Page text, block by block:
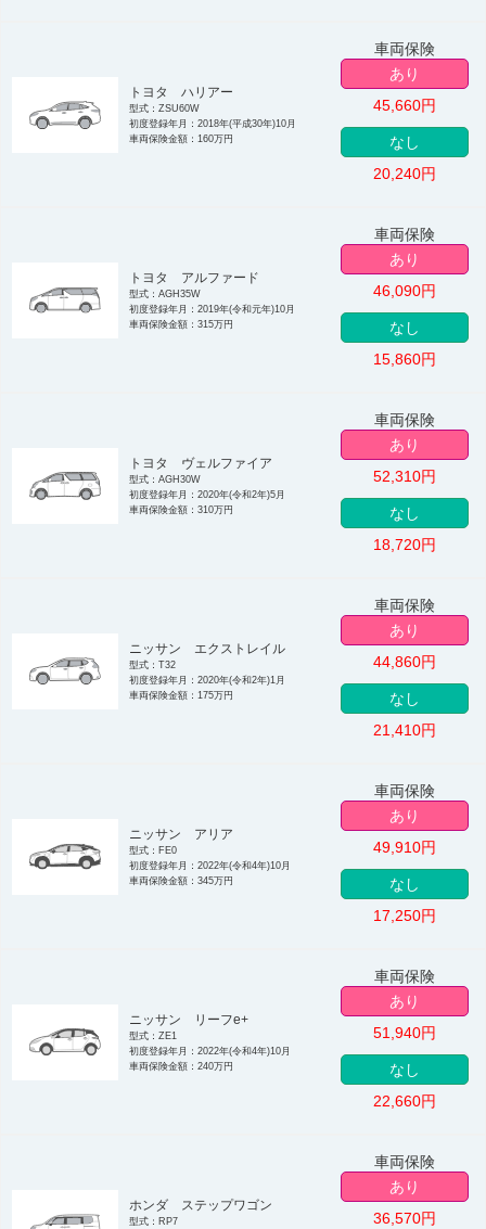
トヨタ ハリアー
型式：ZSU60W
初度登録年月：2018年(平成30年)10月
車両保険金額：160万円
車両保険
あり
45,660円
なし
20,240円
トヨタ アルファード
型式：AGH35W
初度登録年月：2019年(令和元年)10月
車両保険金額：315万円
車両保険
あり
46,090円
なし
15,860円
トヨタ ヴェルファイア
型式：AGH30W
初度登録年月：2020年(令和2年)5月
車両保険金額：310万円
車両保険
あり
52,310円
なし
18,720円
ニッサン エクストレイル
型式：T32
初度登録年月：2020年(令和2年)1月
車両保険金額：175万円
車両保険
あり
44,860円
なし
21,410円
ニッサン アリア
型式：FE0
初度登録年月：2022年(令和4年)10月
車両保険金額：345万円
車両保険
あり
49,910円
なし
17,250円
ニッサン リーフe+
型式：ZE1
初度登録年月：2022年(令和4年)10月
車両保険金額：240万円
車両保険
あり
51,940円
なし
22,660円
ホンダ ステップワゴン
型式：RP7
車両保険
あり
36,570円